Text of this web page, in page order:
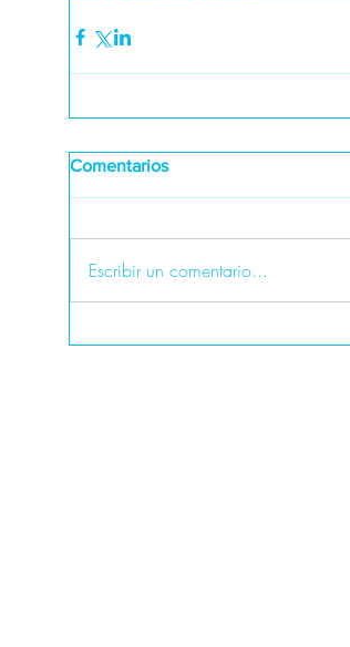
Comentarios
Escribir un comentario...